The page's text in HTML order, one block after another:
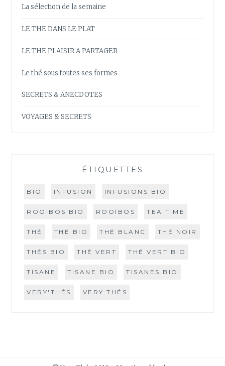
La sélection de la semaine
LE THE DANS LE PLAT
LE THE PLAISIR A PARTAGER
Le thé sous toutes ses formes
SECRETS & ANECDOTES
VOYAGES & SECRETS
ÉTIQUETTES
BIO INFUSION INFUSIONS BIO
ROOIBOS BIO ROOÏBOS TEA TIME
THÉ THÉ BIO THÉ BLANC THÉ NOIR
THÉS BIO THÉ VERT THÉ VERT BIO
TISANE TISANE BIO TISANES BIO
VERY'THÉS VERY THÉS